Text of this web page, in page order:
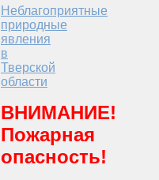
Неблагоприятные
природные
явления
в
Тверской
области
ВНИМАНИЕ!
Пожарная
опасность!